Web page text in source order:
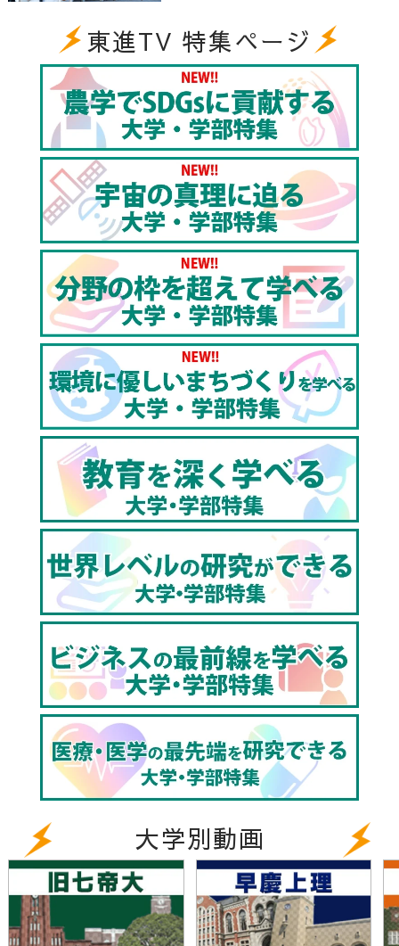
東進TV 特集ページ
大学別動画